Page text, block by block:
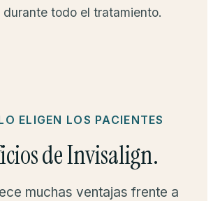
todo el tratamiento.
ELIGEN LOS PACIENTES
de Invisalign.
muchas ventajas frente a